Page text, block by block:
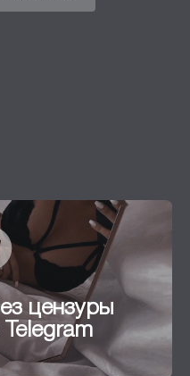
цензуры
цензуры
Telegram